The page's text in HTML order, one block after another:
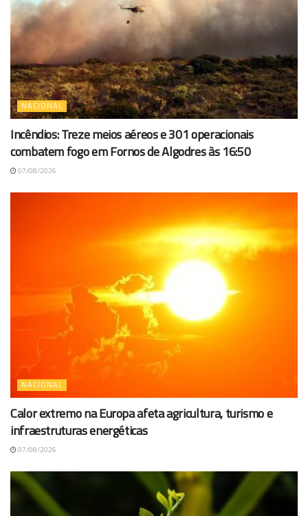
NACIONAL
Incêndios: Treze meios aéreos e 301 operacionais
combatem fogo em Fornos de Algodres às 16:50
07/08/2026
NACIONAL
Calor extremo na Europa afeta agricultura, turismo e
infraestruturas energéticas
07/08/2026